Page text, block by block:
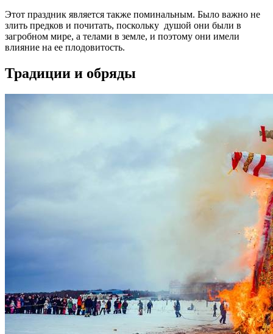
Этот праздник является также поминальным. Было важно не
злить предков и почитать, поскольку душой они были в
загробном мире, а телами в земле, и поэтому они имели
влияние на ее плодовитость.
Традиции и обряды